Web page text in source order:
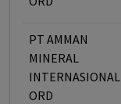
PT AMMAN
MINERAL
INTERNASIONAL
ORD